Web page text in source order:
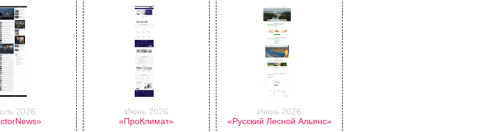
2026
Июнь 2026
«ПроКлимат»
Июнь 2026
«Русский Лесной Альянс»